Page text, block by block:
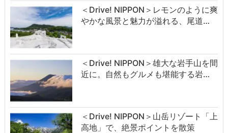
＜Drive! NIPPON＞レモンのように爽
やかな風景と魅力が溢れる、尾道…
＜Drive! NIPPON＞雄大な岩手山を間
近に。自然もグルメも堪能する岩…
＜Drive! NIPPON＞山岳リゾート「上
高地」で、絶景ポイントを散策